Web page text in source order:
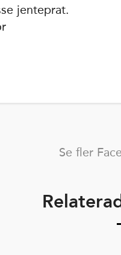
jenteprat.
Se fler